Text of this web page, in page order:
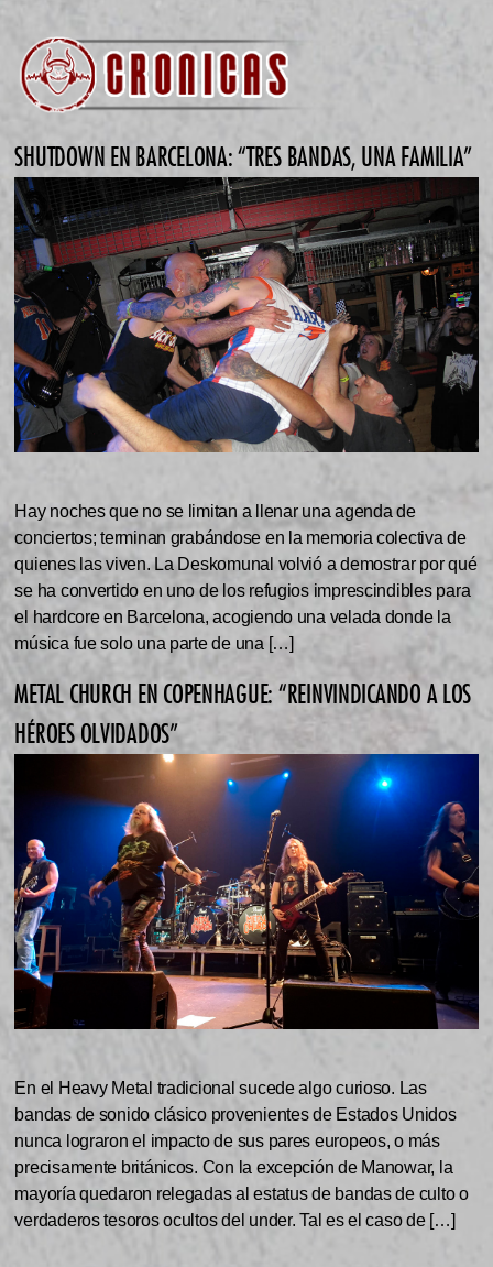
SHUTDOWN EN BARCELONA: “TRES BANDAS, UNA FAMILIA”
Hay noches que no se limitan a llenar una agenda de
conciertos; terminan grabándose en la memoria colectiva de
quienes las viven. La Deskomunal volvió a demostrar por qué
se ha convertido en uno de los refugios imprescindibles para
el hardcore en Barcelona, acogiendo una velada donde la
música fue solo una parte de una […]
METAL CHURCH EN COPENHAGUE: “REINVINDICANDO A LOS
HÉROES OLVIDADOS”
En el Heavy Metal tradicional sucede algo curioso. Las
bandas de sonido clásico provenientes de Estados Unidos
nunca lograron el impacto de sus pares europeos, o más
precisamente británicos. Con la excepción de Manowar, la
mayoría quedaron relegadas al estatus de bandas de culto o
verdaderos tesoros ocultos del under. Tal es el caso de […]